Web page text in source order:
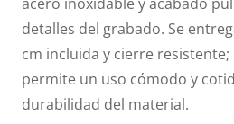
detalles del grabado. Se
cm incluida y cierre
permite un uso cómodo y
durabilidad del material.